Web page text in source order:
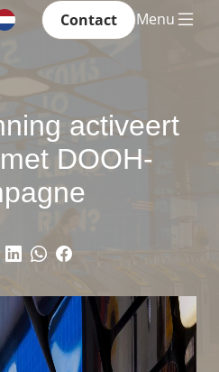
Contact Menu
activeert
DOOH-